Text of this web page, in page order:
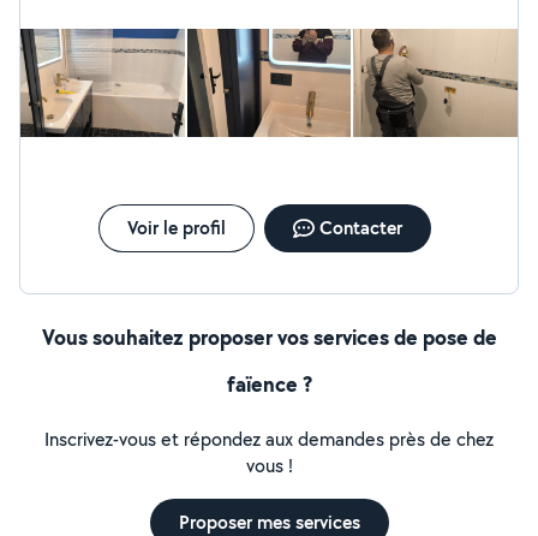
Voir le profil Contacter
Vous souhaitez proposer vos services de pose de
faïence ?
Inscrivez-vous et répondez aux demandes près de chez
vous !
Proposer mes services